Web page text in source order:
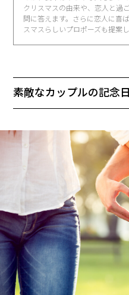
クリスマスの由来や、恋人と過
問に答えます。さらに恋人に喜
スマスらしいプロポーズも提案し
素敵なカップルの記念